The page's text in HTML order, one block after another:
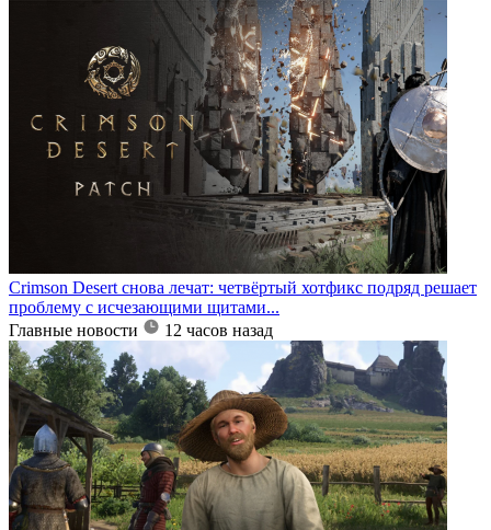
Crimson Desert снова лечат: четвёртый хотфикс подряд решает
проблему с исчезающими щитами...
Главные новости
12 часов назад